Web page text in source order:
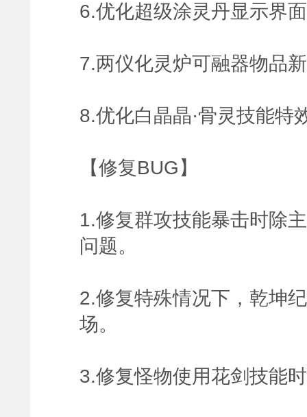
6.优化超级涂灵丹显示界
7.两仪化灵炉可融器物品
8.优化白晶晶·骨灵技能特
【修复BUG】
1.修复群攻技能暴击时除
问题。
2.修复特殊情况下，乾坤
场。
3.修复怪物使用花剑技能